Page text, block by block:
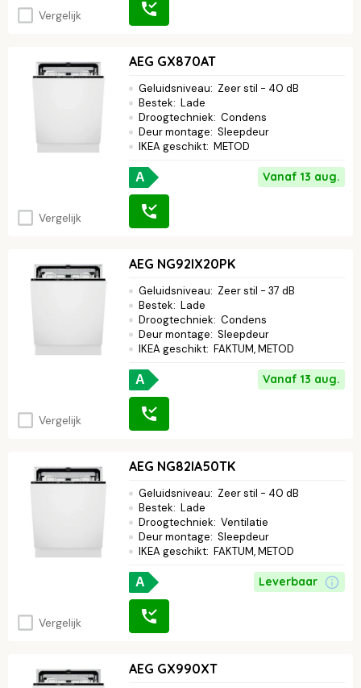
Vergelijk
Vergelijk
AEG GX870AT
Geluidsniveau: Zeer stil - 40 dB
Bestek: Lade
Droogtechniek: Condens
Deur montage: Sleepdeur
IKEA geschikt: METOD
A Vanaf 13 aug.
Vergelijk
AEG NG92IX20PK
Geluidsniveau: Zeer stil - 37 dB
Bestek: Lade
Droogtechniek: Condens
Deur montage: Sleepdeur
IKEA geschikt: FAKTUM, METOD
A Vanaf 13 aug.
Vergelijk
AEG NG82IA50TK
Geluidsniveau: Zeer stil - 40 dB
Bestek: Lade
Droogtechniek: Ventilatie
Deur montage: Sleepdeur
IKEA geschikt: FAKTUM, METOD
A Leverbaar
AEG GX990XT